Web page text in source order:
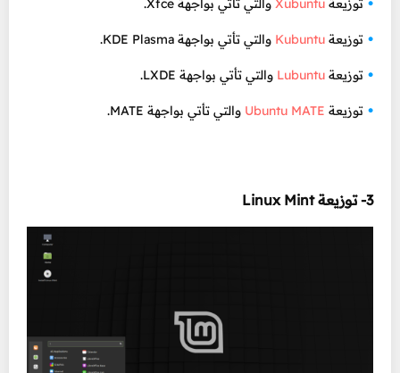
توزيعة Kubuntu والتي تأتي بواجهة KDE Plasma.
توزيعة Lubuntu والتي تأتي بواجهة LXDE.
توزيعة Ubuntu MATE والتي تأتي بواجهة MATE.
3- توزيعة Linux Mint